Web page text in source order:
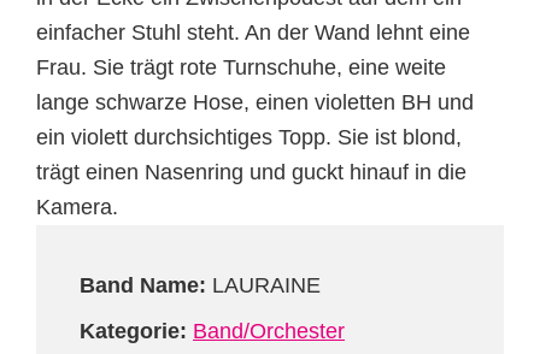
Band Name: LAURAINE
Kategorie: Band/Orchester